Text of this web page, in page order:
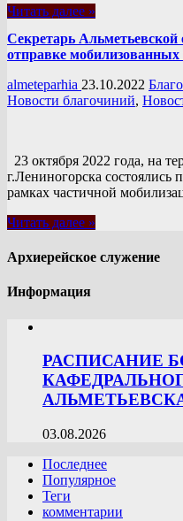
Читать далее »
Секретарь Альметьевской
отправке
almeteparhia 23.10.2022
Новости благочиний,
23 октября 2022 года, на
г.Лениногорска
рамках частичной
Читать далее »
Архиерейское служение
Информация
РАСПИСАНИЕ
03.08.2026
Последнее
Популярное
Теги
комментарии